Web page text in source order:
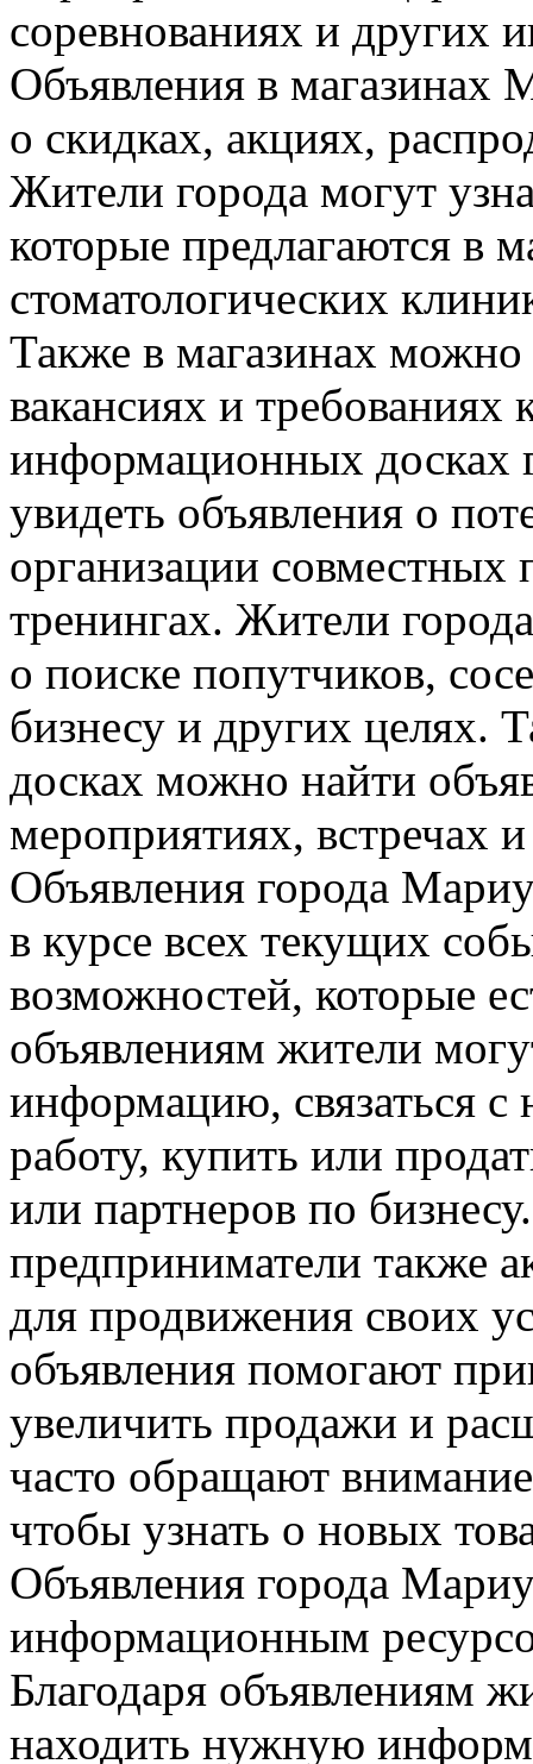
соревнованиях и других
Объявления в магазинах
о скидках, акциях,
Жители города могут
которые предлагаются в
стоматологических
Также в магазинах можно
вакансиях и требованиях
информационных досках
увидеть объявления о
организации совместных
тренингах. Жители
о поиске попутчиков,
бизнесу и других целях.
досках можно найти
мероприятиях, встречах
Объявления города
в курсе всех текущих
возможностей, которые
объявлениям жители
информацию, связаться
работу, купить или
или партнеров по
предприниматели также
для продвижения своих
объявления помогают
увеличить продажи и
часто обращают
чтобы узнать о новых
Объявления города
информационным
Благодаря объявлениям
находить нужную